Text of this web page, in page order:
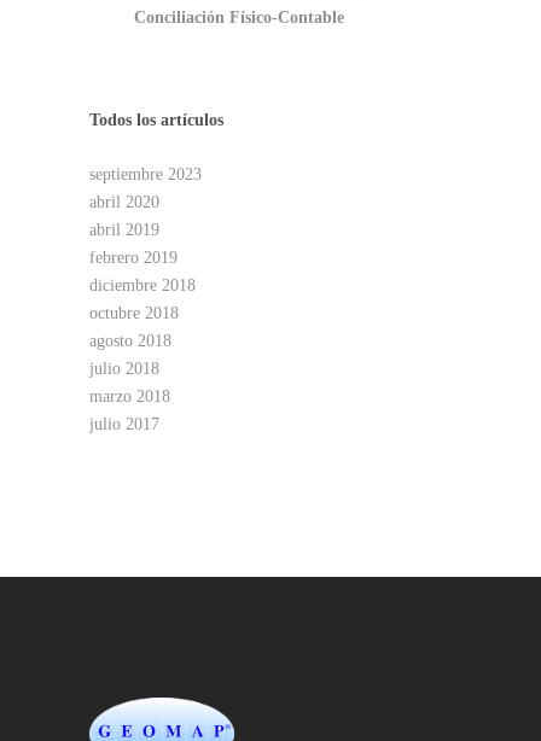
Conciliación Físico-Contable
Todos los artículos
septiembre 2023
abril 2020
abril 2019
febrero 2019
diciembre 2018
octubre 2018
agosto 2018
julio 2018
marzo 2018
julio 2017